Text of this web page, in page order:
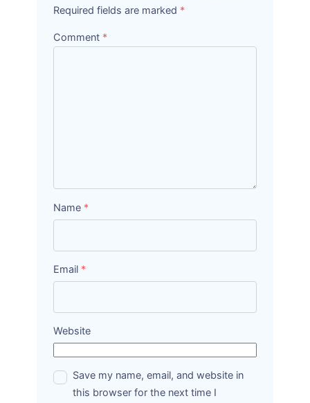
Required fields are marked *
Comment *
Name *
Email *
Website
Save my name, email, and website in
this browser for the next time I